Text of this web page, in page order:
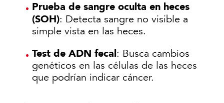
Prueba de sangre oculta en heces
(SOH): Detecta sangre no visible a
simple vista en las heces.
Test de ADN fecal: Busca cambios
genéticos en las células de las heces
que podrían indicar cáncer.